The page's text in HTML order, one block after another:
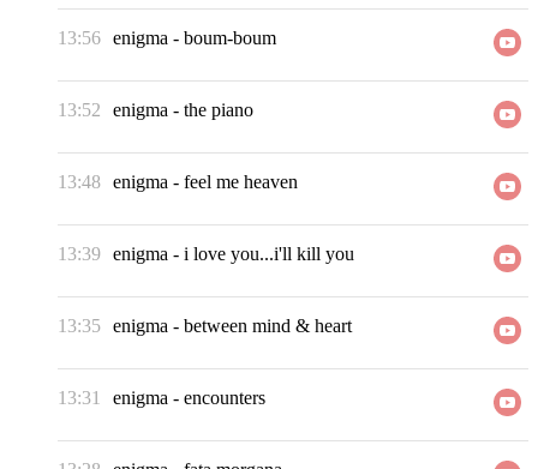
13:56 enigma - boum-boum
13:52 enigma - the piano
13:48 enigma - feel me heaven
13:39 enigma - i love you...i'll kill you
13:35 enigma - between mind & heart
13:31 enigma - encounters